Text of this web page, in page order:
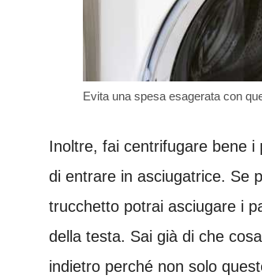
Evita una spesa esagerata con
Inoltre, fai centrifugare bene
di entrare in asciugatrice. Se
trucchetto potrai asciugare i
della testa. Sai già di che
indietro perché non solo